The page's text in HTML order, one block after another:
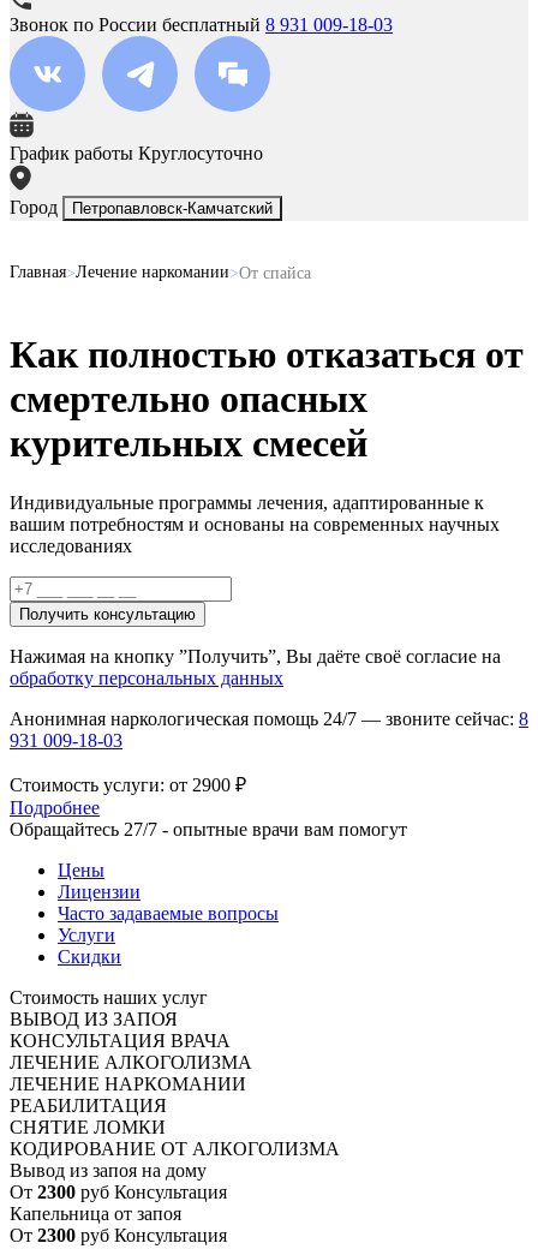
Звонок по России бесплатный 8 931 009-18-03
График работы Круглосуточно
Город Петропавловск-Камчатский
Главная Лечение наркомании От спайса
Как полностью отказаться от
смертельно опасных
курительных смесей
Индивидуальные программы лечения, адаптированные к
вашим потребностям и основаны на современных научных
исследованиях
Получить консультацию
Нажимая на кнопку ”Получить”, Вы даёте своё согласие на
обработку персональных данных
Анонимная наркологическая помощь 24/7 — звоните сейчас: 8
931 009-18-03
Стоимость услуги: от 2900 ₽
Подробнее
Обращайтесь 27/7 - опытные врачи вам помогут
Цены
Лицензии
Часто задаваемые вопросы
Услуги
Скидки
Стоимость наших услуг
ВЫВОД ИЗ ЗАПОЯ
КОНСУЛЬТАЦИЯ ВРАЧА
ЛЕЧЕНИЕ АЛКОГОЛИЗМА
ЛЕЧЕНИЕ НАРКОМАНИИ
РЕАБИЛИТАЦИЯ
СНЯТИЕ ЛОМКИ
КОДИРОВАНИЕ ОТ АЛКОГОЛИЗМА
Вывод из запоя на дому
От 2300 руб Консультация
Капельница от запоя
От 2300 руб Консультация